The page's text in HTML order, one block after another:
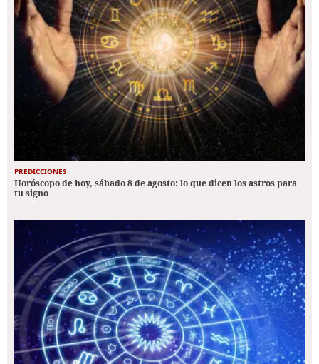
PREDICCIONES
Horóscopo de hoy, sábado 8 de agosto: lo que dicen los astros para
tu signo